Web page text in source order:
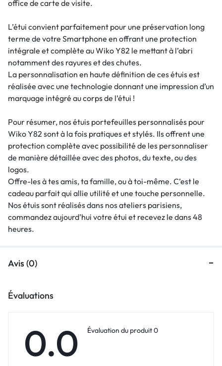
office de carte de visite.
L’étui convient parfaitement pour une préservation long
terme de votre Smartphone en offrant une protection
intégrale et complète au Wiko Y82 le mettant à l’abri
notamment des rayures et des chutes.
La personnalisation en haute définition de ces étuis est
réalisée avec une technologie donnant une impression d’un
marquage intégré au corps de l’étui !
Pour résumer, nos étuis portefeuilles personnalisés pour
Wiko Y82 sont à la fois pratiques et stylés. Ils offrent une
protection complète avec possibilité de les personnaliser
de manière détaillée avec des photos, du texte, ou des
logos.
Offre-les à tes amis, ta famille, ou à toi-même. C’est le
cadeau parfait qui allie utilité et une touche personnelle.
Nos étuis sont réalisés dans nos ateliers parisiens,
commandez aujourd’hui votre étui et recevez le dans 48
heures.
Avis (0)
Évaluations
0.0 Évaluation du produit 0